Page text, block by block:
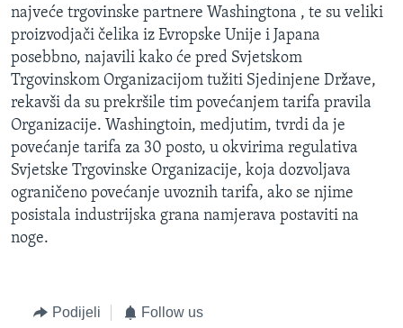
Learning English
PRATITE NAS
Jezici
najveće trgovinske partnere Washingtona , te su veliki
proizvodjači čelika iz Evropske Unije i Japana
posebbno, najavili kako će pred Svjetskom
Trgovinskom Organizacijom tužiti Sjedinjene Države,
rekavši da su prekršile tim povećanjem tarifa pravila
Organizacije. Washingtoin, medjutim, tvrdi da je
povećanje tarifa za 30 posto, u okvirima regulativa
Svjetske Trgovinske Organizacije, koja dozvoljava
ograničeno povećanje uvoznih tarifa, ako se njime
posistala industrijska grana namjerava postaviti na
noge.
Podijeli Follow us